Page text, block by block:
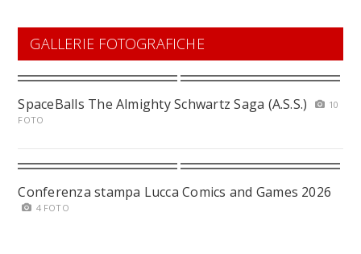
GALLERIE FOTOGRAFICHE
SpaceBalls The Almighty Schwartz Saga (A.S.S.)
10
FOTO
Conferenza stampa Lucca Comics and Games 2026
4 FOTO